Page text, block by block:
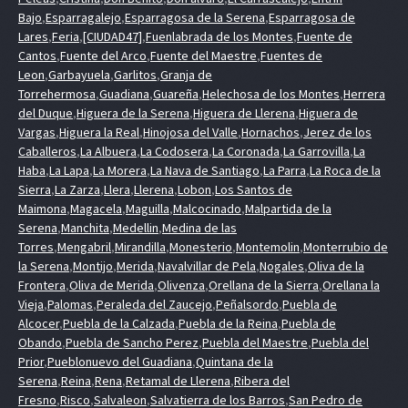
Bajo,Esparragalejo,Esparragosa de la Serena,Esparragosa de
Lares,Feria,[CIUDAD47],Fuenlabrada de los Montes,Fuente de
Cantos,Fuente del Arco,Fuente del Maestre,Fuentes de
Leon,Garbayuela,Garlitos,Granja de
Torrehermosa,Guadiana,Guareña,Helechosa de los Montes,Herrera
del Duque,Higuera de la Serena,Higuera de Llerena,Higuera de
Vargas,Higuera la Real,Hinojosa del Valle,Hornachos,Jerez de los
Caballeros,La Albuera,La Codosera,La Coronada,La Garrovilla,La
Haba,La Lapa,La Morera,La Nava de Santiago,La Parra,La Roca de la
Sierra,La Zarza,Llera,Llerena,Lobon,Los Santos de
Maimona,Magacela,Maguilla,Malcocinado,Malpartida de la
Serena,Manchita,Medellin,Medina de las
Torres,Mengabril,Mirandilla,Monesterio,Montemolin,Monterrubio de
la Serena,Montijo,Merida,Navalvillar de Pela,Nogales,Oliva de la
Frontera,Oliva de Merida,Olivenza,Orellana de la Sierra,Orellana la
Vieja,Palomas,Peraleda del Zaucejo,Peñalsordo,Puebla de
Alcocer,Puebla de la Calzada,Puebla de la Reina,Puebla de
Obando,Puebla de Sancho Perez,Puebla del Maestre,Puebla del
Prior,Pueblonuevo del Guadiana,Quintana de la
Serena,Reina,Rena,Retamal de Llerena,Ribera del
Fresno,Risco,Salvaleon,Salvatierra de los Barros,San Pedro de